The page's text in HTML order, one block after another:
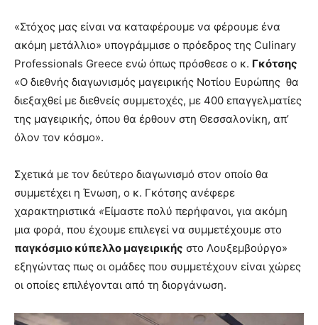
«Στόχος μας είναι να καταφέρουμε να φέρουμε ένα
ακόμη μετάλλιο» υπογράμμισε ο πρόεδρος της Culinary
Professionals Greece ενώ όπως πρόσθεσε ο κ. Γκότσης
«Ο διεθνής διαγωνισμός μαγειρικής Νοτίου Ευρώπης θα
διεξαχθεί με διεθνείς συμμετοχές, με 400 επαγγελματίες
της μαγειρικής, όπου θα έρθουν στη Θεσσαλονίκη, απ’
όλον τον κόσμο».
Σχετικά με τον δεύτερο διαγωνισμό στον οποίο θα
συμμετέχει η Ένωση, ο κ. Γκότσης ανέφερε
χαρακτηριστικά «Είμαστε πολύ περήφανοι, για ακόμη
μια φορά, που έχουμε επιλεγεί να συμμετέχουμε στο
παγκόσμιο κύπελλο μαγειρικής στο Λουξεμβούργο»
εξηγώντας πως οι ομάδες που συμμετέχουν είναι χώρες
οι οποίες επιλέγονται από τη διοργάνωση.